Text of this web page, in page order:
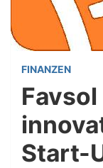
FINANZEN
Start-